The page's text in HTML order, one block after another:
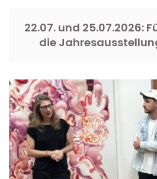
22.07. und 25.07.2026:
die